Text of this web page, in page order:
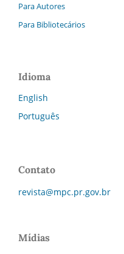
Para Autores
Para Bibliotecários
Idioma
English
Português
Contato
revista@mpc.pr.gov.br
Mídias